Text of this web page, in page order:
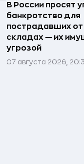
В России просят
банкротство для
пострадавших
складах — их
угрозой
07 августа 2026,